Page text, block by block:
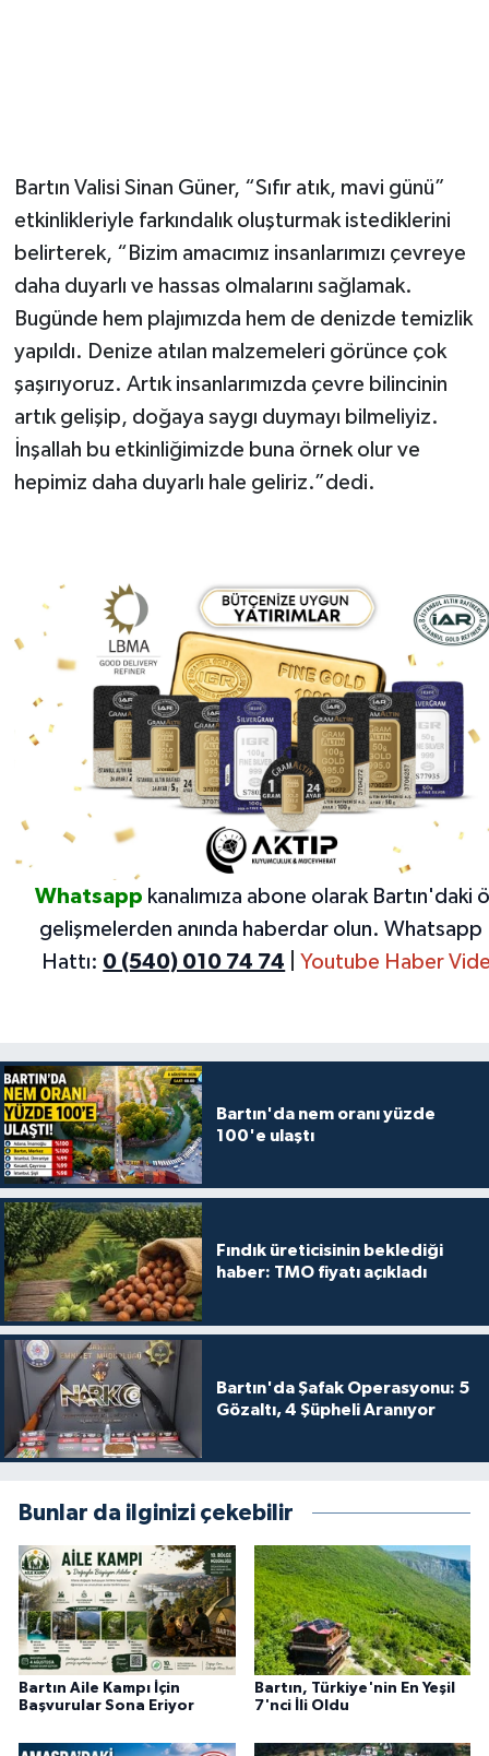
Bartın Valisi Sinan Güner, “Sıfır atık, mavi günü”
etkinlikleriyle farkındalık oluşturmak istediklerini
belirterek, “Bizim amacımız insanlarımızı çevreye
daha duyarlı ve hassas olmalarını sağlamak.
Bugünde hem plajımızda hem de denizde temizlik
yapıldı. Denize atılan malzemeleri görünce çok
şaşırıyoruz. Artık insanlarımızda çevre bilincinin
artık gelişip, doğaya saygı duymayı bilmeliyiz.
İnşallah bu etkinliğimizde buna örnek olur ve
hepimiz daha duyarlı hale geliriz.”dedi.
Whatsapp kanalımıza abone olarak Bartın'daki
gelişmelerden anında haberdar olun. Whatsapp
Hattı: 0 (540) 010 74 74 Youtube Haber
Bartın'da nem oranı yüzde
100'e ulaştı
Fındık üreticisinin beklediği
haber: TMO fiyatı açıkladı
Bartın'da Şafak Operasyonu: 5
Gözaltı, 4 Şüpheli Aranıyor
Bunlar da ilginizi çekebilir
Bartın Aile Kampı İçin
Başvurular Sona Eriyor
Bartın, Türkiye'nin En Yeşil
7'nci İli Oldu